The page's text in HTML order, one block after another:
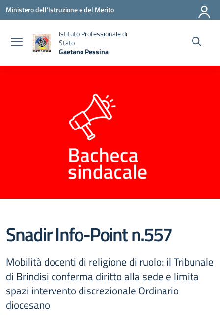
Vai ai contenuti
Vai al menu di navigazione
Vai al footer
Ministero dell'Istruzione e del Merito
Istituto Professionale di
Stato
Gaetano Pessina
Snadir Info-Point n.557
Mobilità docenti di religione di ruolo: il Tribunale
di Brindisi conferma diritto alla sede e limita
spazi intervento discrezionale Ordinario
diocesano